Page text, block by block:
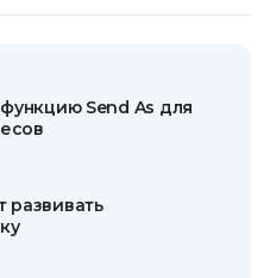
Send As для
развивать